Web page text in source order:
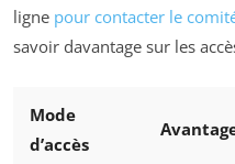
ligne pour contacter le
savoir davantage sur les
Mode
d’accès